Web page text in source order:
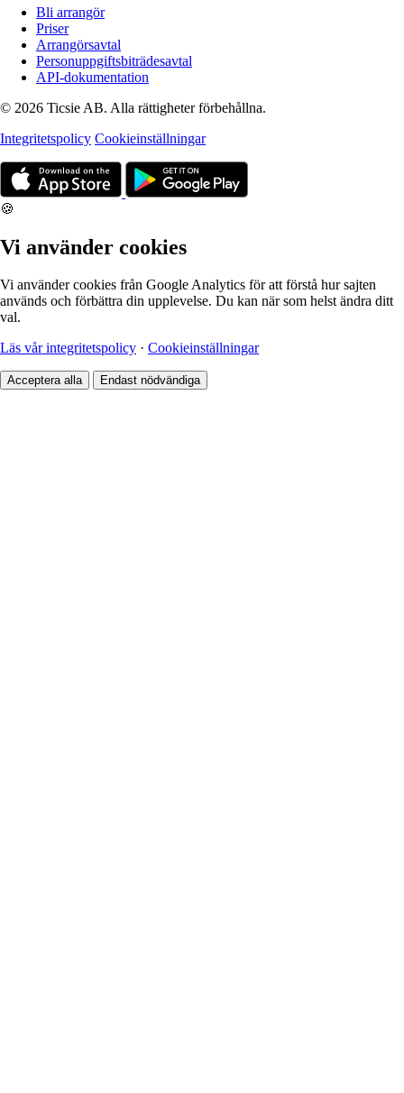
Bli arrangör
Priser
Arrangörsavtal
Personuppgiftsbiträdesavtal
API-dokumentation
© 2026 Ticsie AB. Alla rättigheter förbehållna.
Integritetspolicy Cookieinställningar
🍪
Vi använder cookies
Vi använder cookies från Google Analytics för att förstå hur sajten
används och förbättra din upplevelse. Du kan när som helst ändra ditt
val.
Läs vår integritetspolicy · Cookieinställningar
Acceptera alla Endast nödvändiga